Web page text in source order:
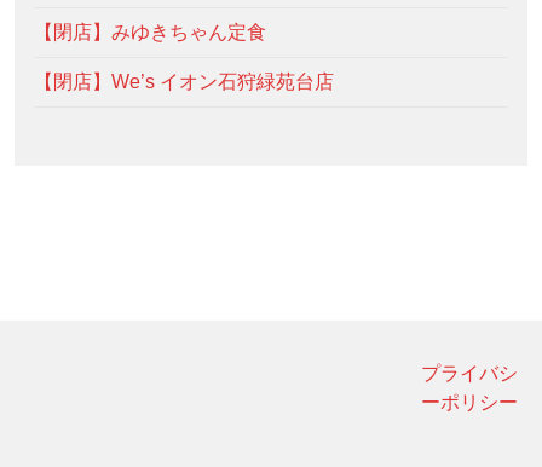
【閉店】みゆきちゃん定食
【閉店】We’s イオン石狩緑苑台店
プライバシ
ーポリシー